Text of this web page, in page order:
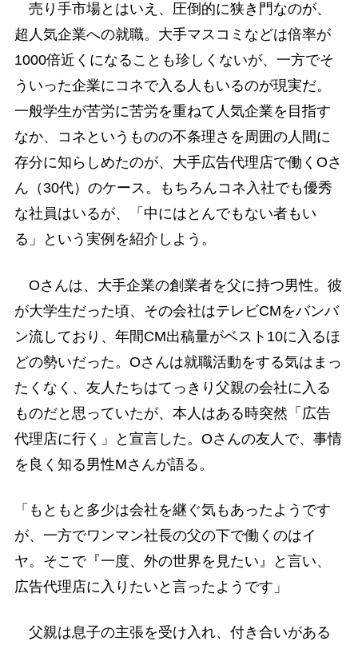
売り手市場とはいえ、圧倒的に狭き門なのが、
超人気企業への就職。大手マスコミなどは倍率が
1000倍近くになることも珍しくないが、一方でそ
ういった企業にコネで入る人もいるのが現実だ。
一般学生が苦労に苦労を重ねて人気企業を目指す
なか、コネというものの不条理さを周囲の人間に
存分に知らしめたのが、大手広告代理店で働くOさ
ん（30代）のケース。もちろんコネ入社でも優秀
な社員はいるが、「中にはとんでもない者もい
る」という実例を紹介しよう。
Oさんは、大手企業の創業者を父に持つ男性。彼
が大学生だった頃、その会社はテレビCMをバンバ
ン流しており、年間CM出稿量がベスト10に入るほ
どの勢いだった。Oさんは就職活動をする気はまっ
たくなく、友人たちはてっきり父親の会社に入る
ものだと思っていたが、本人はある時突然「広告
代理店に行く」と宣言した。Oさんの友人で、事情
を良く知る男性Mさんが語る。
「もともと多少は会社を継ぐ気もあったようです
が、一方でワンマン社長の父の下で働くのはイ
ヤ。そこで『一度、外の世界を見たい』と言い、
広告代理店に入りたいと言ったようです」
父親は息子の主張を受け入れ、付き合いがある